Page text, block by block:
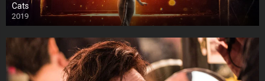
Cats
2019